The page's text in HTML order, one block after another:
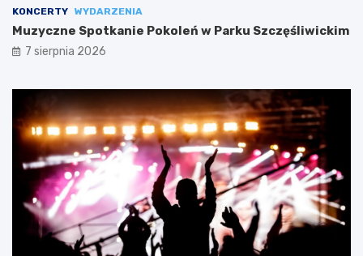
KONCERTY WYDARZENIA
Muzyczne Spotkanie Pokoleń w Parku Szczęśliwickim
7 sierpnia 2026